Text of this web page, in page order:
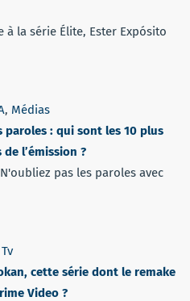
à la série Élite, Ester Expósito
, Médias
paroles : qui sont les 10 plus
l’émission ?
pas les paroles avec
cette série dont le remake
Video ?